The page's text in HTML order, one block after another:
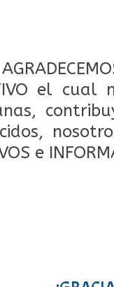
el
e